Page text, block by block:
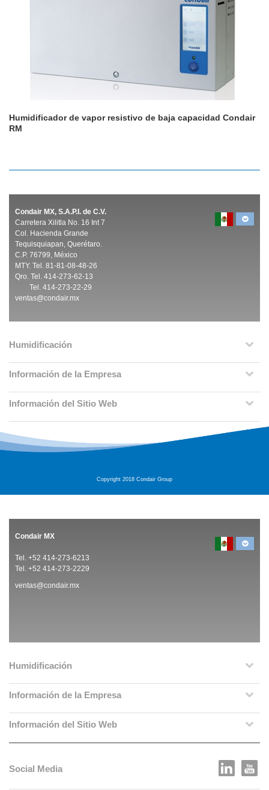
Humidificador de vapor resistivo de baja capacidad Condair
RM
Condair MX, S.A.P.I. de C.V.
Carretera Xilitla No. 16 Int 7
Col. Hacienda Grande
Tequisquiapan, Querétaro.
C.P. 76799, México
MTY. Tel. 81-81-08-48-26
Qro. Tel. 414-273-62-13
Tel. 414-273-22-29
ventas@condair.mx
Humidificación
Información de la Empresa
Información del Sitio Web
Copyright 2018 Condair Group
Condair MX
Tel. +52 414-273-6213
Tel. +52 414-273-2229
ventas@condair.mx
Humidificación
Información de la Empresa
Información del Sitio Web
Social Media